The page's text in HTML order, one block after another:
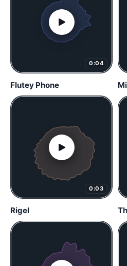
0:04
Flutey Phone
0:03
Rigel